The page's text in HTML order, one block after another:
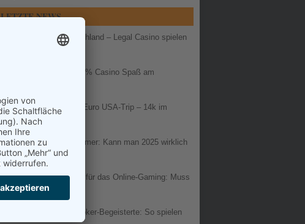
LETZTE NEWS
Spielerschutz in Deutschland – Legal Casino spielen
Book of Ra Deluxe: 100% Casino Spaß am
MontanaBlack: 53.000 Euro USA-Trip – 14k im
Casino verzockt
Beruf Gaming-Livestreamer: Kann man 2025 wirklich
davon leben?
Das richtige Equipment für das Online-Gaming: Muss
es immer teuer sein?
Essentielle Tipps für Poker-Begeisterte: So spielen